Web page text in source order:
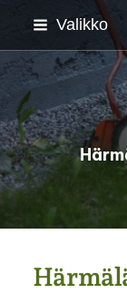
Siirry
sisältöön
Valikko